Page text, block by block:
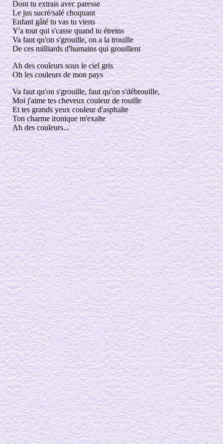
Dont tu extrais avec paresse
Le jus sucré/salé choquant
Enfant gâté tu vas tu viens
Y'a tout qui s'casse quand tu étreins
Va faut qu'on s'grouille, on a la trouille
De ces milliards d'humains qui grouillent
Ah des couleurs sous le ciel gris
Oh les couleurs de mon pays
Va faut qu'on s'grouille, faut qu'on s'débrouille,
Moi j'aime tes cheveux couleur de rouille
Et tes grands yeux couleur d'asphalte
Ton charme ironique m'exalte
Ah des couleurs...